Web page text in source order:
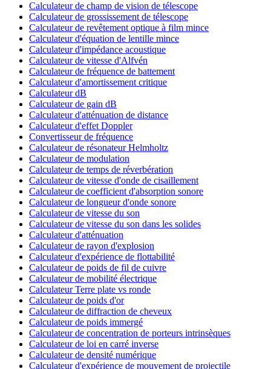
Calculateur de champ de vision de télescope
Calculateur de grossissement de télescope
Calculateur de revêtement optique à film mince
Calculateur d'équation de lentille mince
Calculateur d'impédance acoustique
Calculateur de vitesse d'Alfvén
Calculateur de fréquence de battement
Calculateur d'amortissement critique
Calculateur dB
Calculateur de gain dB
Calculateur d'atténuation de distance
Calculateur d'effet Doppler
Convertisseur de fréquence
Calculateur de résonateur Helmholtz
Calculateur de modulation
Calculateur de temps de réverbération
Calculateur de vitesse d'onde de cisaillement
Calculateur de coefficient d'absorption sonore
Calculateur de longueur d'onde sonore
Calculateur de vitesse du son
Calculateur de vitesse du son dans les solides
Calculateur d'atténuation
Calculateur de rayon d'explosion
Calculateur d'expérience de flottabilité
Calculateur de poids de fil de cuivre
Calculateur de mobilité électrique
Calculateur Terre plate vs ronde
Calculateur de poids d'or
Calculateur de diffraction de cheveux
Calculateur de poids immergé
Calculateur de concentration de porteurs intrinsèques
Calculateur de loi en carré inverse
Calculateur de densité numérique
Calculateur d'expérience de mouvement de projectile